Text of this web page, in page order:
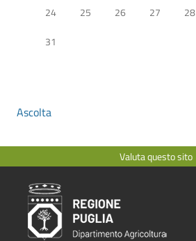
24
25 26 27 28
31
Ascolta
Valuta questo sito